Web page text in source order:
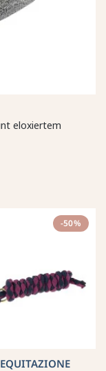
eloxiertem
-50%